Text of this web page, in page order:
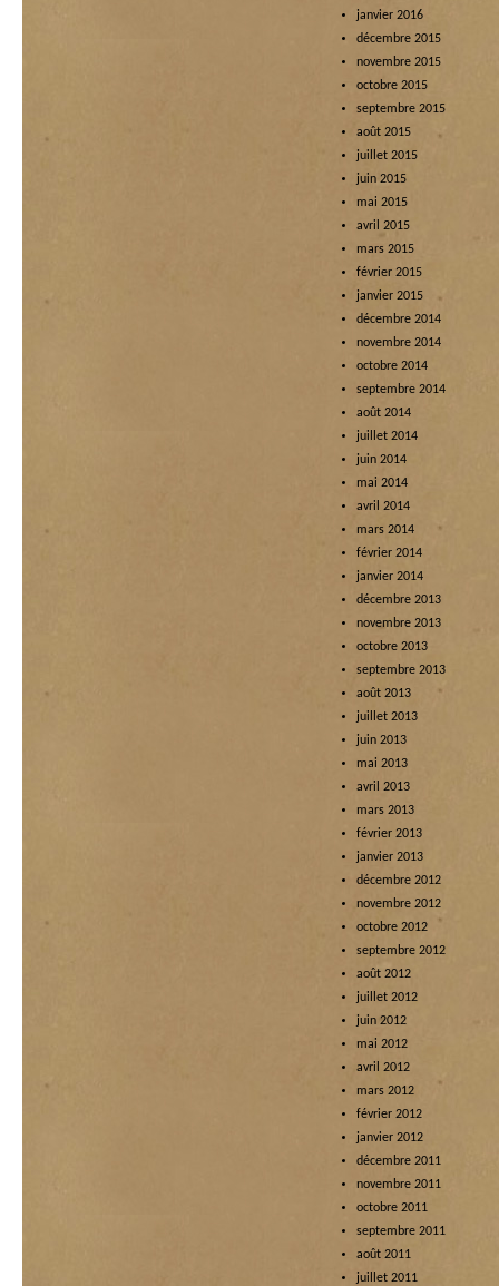
janvier 2016
décembre 2015
novembre 2015
octobre 2015
septembre 2015
août 2015
juillet 2015
juin 2015
mai 2015
avril 2015
mars 2015
février 2015
janvier 2015
décembre 2014
novembre 2014
octobre 2014
septembre 2014
août 2014
juillet 2014
juin 2014
mai 2014
avril 2014
mars 2014
février 2014
janvier 2014
décembre 2013
novembre 2013
octobre 2013
septembre 2013
août 2013
juillet 2013
juin 2013
mai 2013
avril 2013
mars 2013
février 2013
janvier 2013
décembre 2012
novembre 2012
octobre 2012
septembre 2012
août 2012
juillet 2012
juin 2012
mai 2012
avril 2012
mars 2012
février 2012
janvier 2012
décembre 2011
novembre 2011
octobre 2011
septembre 2011
août 2011
juillet 2011